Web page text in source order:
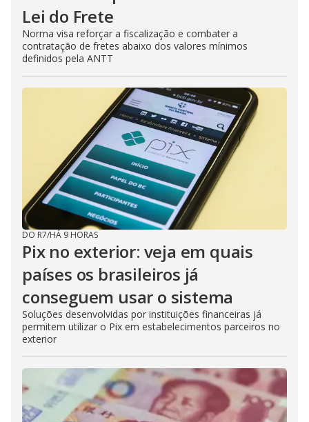
Lei do Frete
Norma visa reforçar a fiscalização e combater a
contratação de fretes abaixo dos valores mínimos
definidos pela ANTT
DO R7/HÁ 9 HORAS
Pix no exterior: veja em quais
países os brasileiros já
conseguem usar o sistema
Soluções desenvolvidas por instituições financeiras já
permitem utilizar o Pix em estabelecimentos parceiros no
exterior